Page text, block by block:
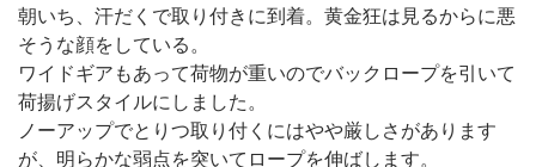
朝いち、汗だくで取り付きに到着。黄金狂は見るからに悪
そうな顔をしている。
ワイドギアもあって荷物が重いのでバックロープを引いて
荷揚げスタイルにしました。
ノーアップでとりつ取り付くにはやや厳しさがあります
が、明らかな弱点を突いてロープを伸ばします。